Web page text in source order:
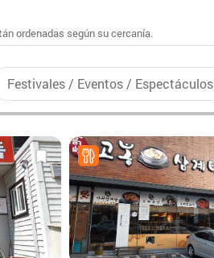
ordenadas según su cercanía.
Festivales / Eventos / Espectáculos